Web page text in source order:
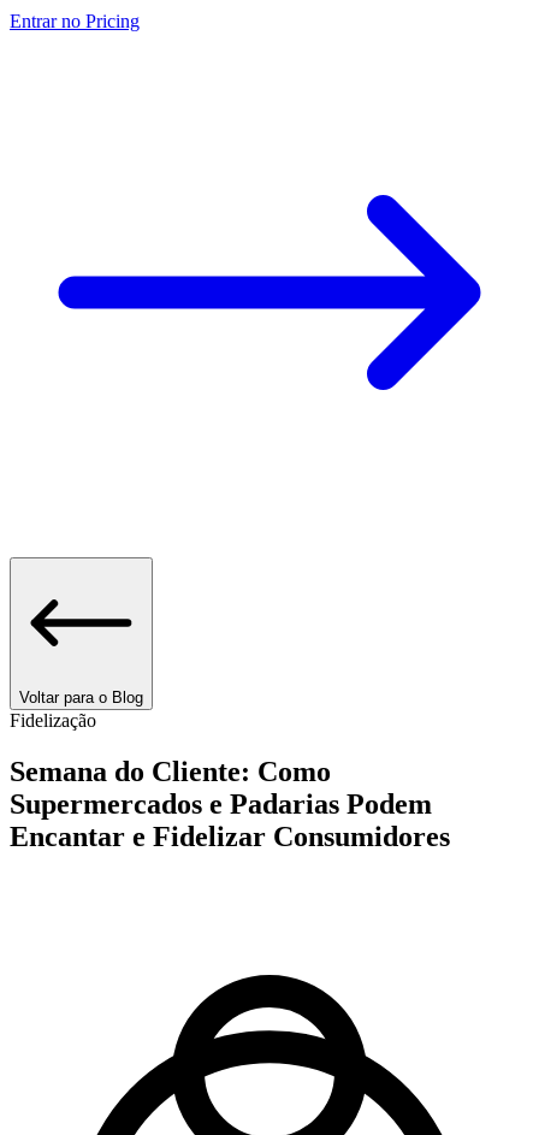
Entrar no Pricing
Voltar para o Blog
Fidelização
Semana do Cliente: Como
Supermercados e Padarias Podem
Encantar e Fidelizar Consumidores